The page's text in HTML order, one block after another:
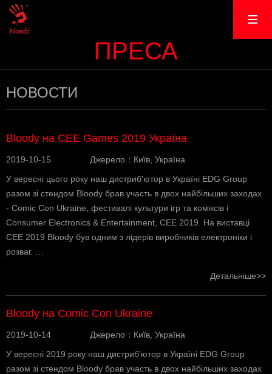
ПРЕСА
НОВОСТИ
Bloody на CEE Games 2019 Україна
2019-10-15
Джерело：Київ, Україна
У вересні цього року наш дистриб'ютор в Україні EDG Group
разом зі стендом Bloody брав участь в двох найбільших заходах
- Comic Con Ukraine, фестивалі культури ігр та коміксів і
Consumer Electronics & Entertainment, CEE 2019. На виставці
CEE 2019 Bloody був одним з лідерів виробників електроніки і
розваг. …
Детальніше>>
Bloody на Comic Con Ukraine
2019-10-14
Джерело：Київ, Україна
У вересні 2019 року наш дистриб'ютор в Україні EDG Group
разом зі стендом Bloody брав участь в двох найбільших заходах